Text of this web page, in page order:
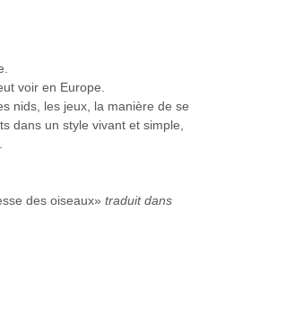
voir en Europe.
nids, les jeux, la manière de se
dans un style vivant et simple,
des oiseaux» traduit dans